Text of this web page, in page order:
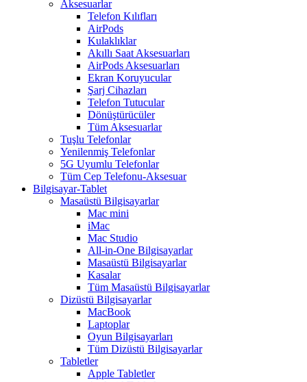
Aksesuarlar
Telefon Kılıfları
AirPods
Kulaklıklar
Akıllı Saat Aksesuarları
AirPods Aksesuarları
Ekran Koruyucular
Şarj Cihazları
Telefon Tutucular
Dönüştürücüler
Tüm Aksesuarlar
Tuşlu Telefonlar
Yenilenmiş Telefonlar
5G Uyumlu Telefonlar
Tüm Cep Telefonu-Aksesuar
Bilgisayar-Tablet
Masaüstü Bilgisayarlar
Mac mini
iMac
Mac Studio
All-in-One Bilgisayarlar
Masaüstü Bilgisayarlar
Kasalar
Tüm Masaüstü Bilgisayarlar
Dizüstü Bilgisayarlar
MacBook
Laptoplar
Oyun Bilgisayarları
Tüm Dizüstü Bilgisayarlar
Tabletler
Apple Tabletler